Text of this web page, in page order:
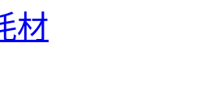
材